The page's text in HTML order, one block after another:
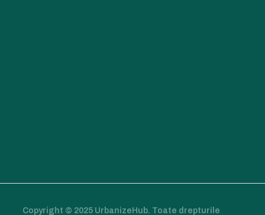
Copyright © 2025 UrbanizeHub. Toate drepturile